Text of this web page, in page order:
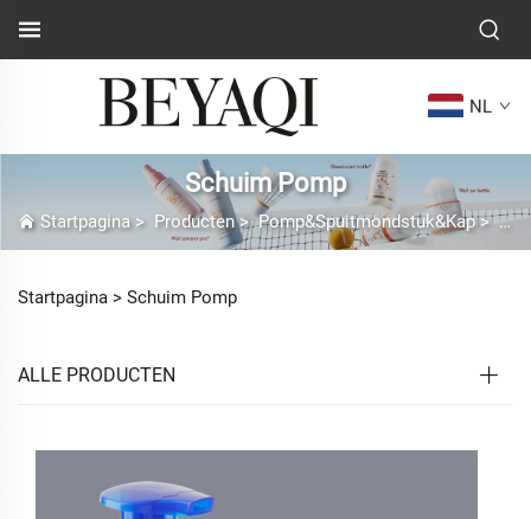
NL
Schuim Pomp
Startpagina> Producten>Pomp&Spuitmondstuk&Kap>
Startpagina > Schuim Pomp
ALLE PRODUCTEN